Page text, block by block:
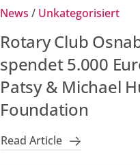
News / Unkategorisiert
Rotary Club
spendet 5.000
Patsy & Michael
Foundation
Read Article